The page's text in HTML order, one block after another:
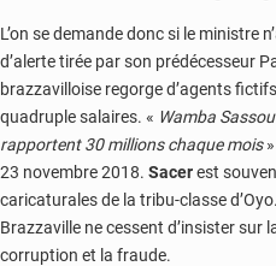
L’on se demande donc si le ministre
d’alerte tirée par son prédécesseur
brazzavilloise regorge d’agents
quadruple salaires. « Wamba
rapportent 30 millions chaque mois»
23 novembre 2018. Sacerest
caricaturales de la tribu-classe
Brazzaville ne cessent d’insister sur
corruption et la fraude.